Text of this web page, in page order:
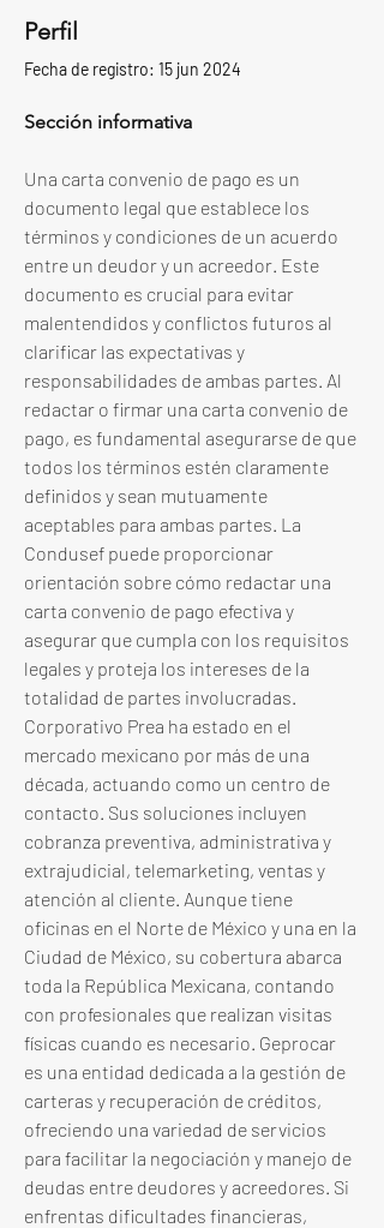
Perfil
Fecha de registro: 15 jun 2024
Sección informativa
Una carta convenio de pago es un
documento legal que establece los
términos y condiciones de un acuerdo
entre un deudor y un acreedor. Este
documento es crucial para evitar
malentendidos y conflictos futuros al
clarificar las expectativas y
responsabilidades de ambas partes. Al
redactar o firmar una carta convenio de
pago, es fundamental asegurarse de que
todos los términos estén claramente
definidos y sean mutuamente
aceptables para ambas partes. La
Condusef puede proporcionar
orientación sobre cómo redactar una
carta convenio de pago efectiva y
asegurar que cumpla con los requisitos
legales y proteja los intereses de la
totalidad de partes involucradas.
Corporativo Prea ha estado en el
mercado mexicano por más de una
década, actuando como un centro de
contacto. Sus soluciones incluyen
cobranza preventiva, administrativa y
extrajudicial, telemarketing, ventas y
atención al cliente. Aunque tiene
oficinas en el Norte de México y una en la
Ciudad de México, su cobertura abarca
toda la República Mexicana, contando
con profesionales que realizan visitas
físicas cuando es necesario. Geprocar
es una entidad dedicada a la gestión de
carteras y recuperación de créditos,
ofreciendo una variedad de servicios
para facilitar la negociación y manejo de
deudas entre deudores y acreedores. Si
enfrentas dificultades financieras,